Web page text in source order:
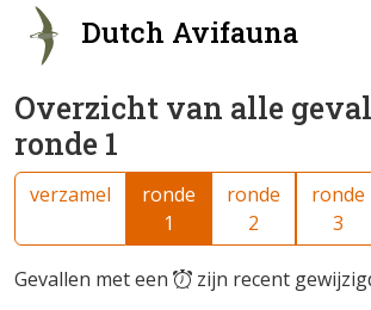
Dutch Avifauna
Overzicht van alle
ronde 1
verzamel
ronde
1
ronde
2
ronde
3
Gevallen met een zijn recent